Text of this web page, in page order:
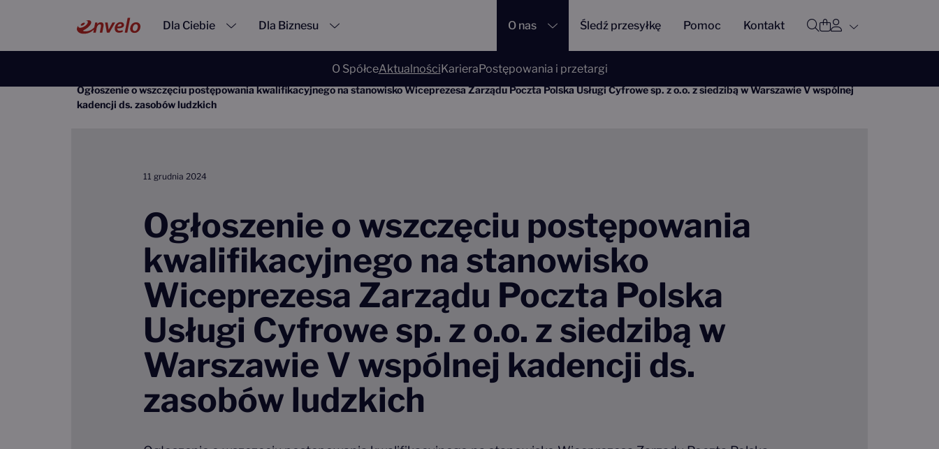
Dla Ciebie Dla Biznesu O nas
O SpółceAktualnościKarieraPostępowania i przetargi
Śledź przesyłkę Pomoc Kontakt Otwórz
KoszykProfil
Ogłoszenie o wszczęciu postępowania kwalifikacyjnego na stanowisko Wiceprezesa Zarządu Poczta Polska Usługi Cyfrowe sp. z o.o. z siedzibą w Warszawie V wspólnej
kadencji ds. zasobów ludzkich
11 grudnia 2024
Ogłoszenie o wszczęciu postępowania
kwalifikacyjnego na stanowisko
Wiceprezesa Zarządu Poczta Polska
Usługi Cyfrowe sp. z o.o. z siedzibą w
Warszawie V wspólnej kadencji ds.
zasobów ludzkich